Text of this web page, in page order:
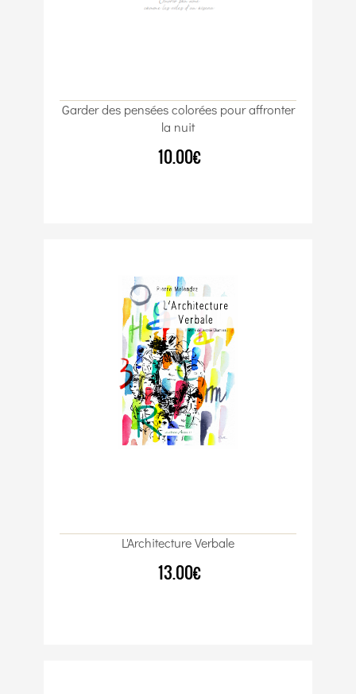
Garder des pensées colorées pour affronter
la nuit
10.00€
L'Architecture Verbale
13.00€